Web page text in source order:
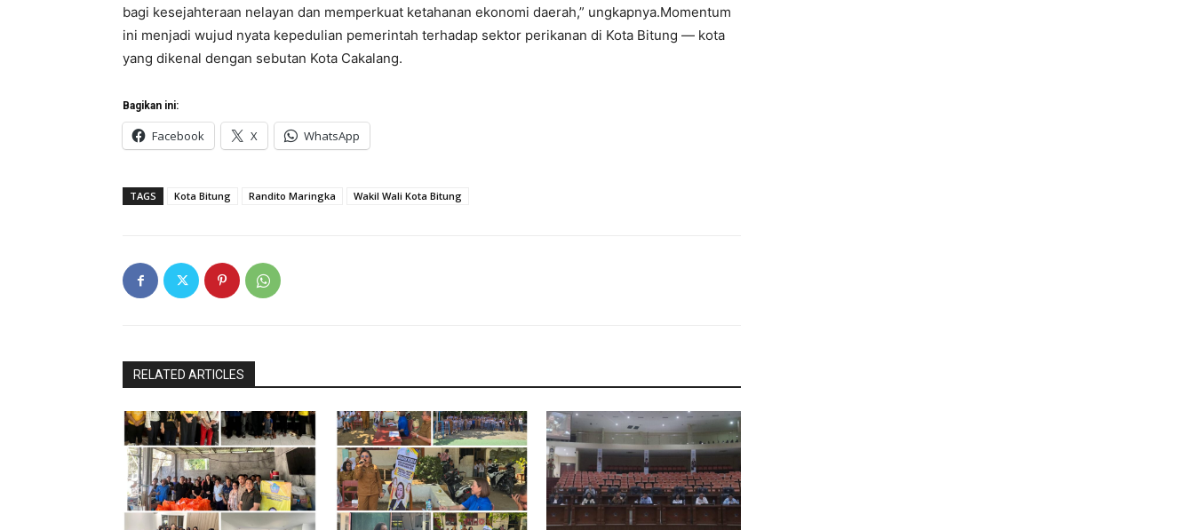
bagi kesejahteraan nelayan dan memperkuat ketahanan ekonomi daerah,” ungkapnya.Momentum
ini menjadi wujud nyata kepedulian pemerintah terhadap sektor perikanan di Kota Bitung — kota
yang dikenal dengan sebutan Kota Cakalang.
Bagikan ini:
Facebook X WhatsApp
TAGS Kota Bitung Randito Maringka Wakil Wali Kota Bitung
RELATED ARTICLES